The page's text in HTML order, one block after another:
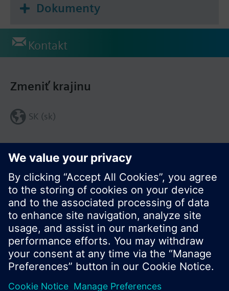
Dokumenty
Kontakt
Zdieľať túto stránku:
Zmeniť krajinu
SK (sk)
© Siemens Switzerland Ltd. 2016